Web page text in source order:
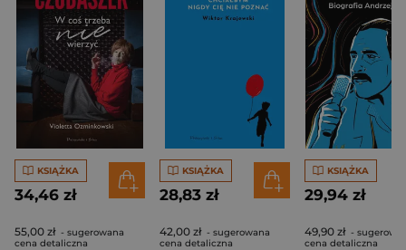
KSIĄŻKA
34,46 zł
55,00 zł - sugerowana
cena detaliczna
KSIĄŻKA
28,83 zł
42,00 zł - sugerowana
cena detaliczna
KSIĄŻKA
29,94 zł
49,90 zł -
cena detaliczna